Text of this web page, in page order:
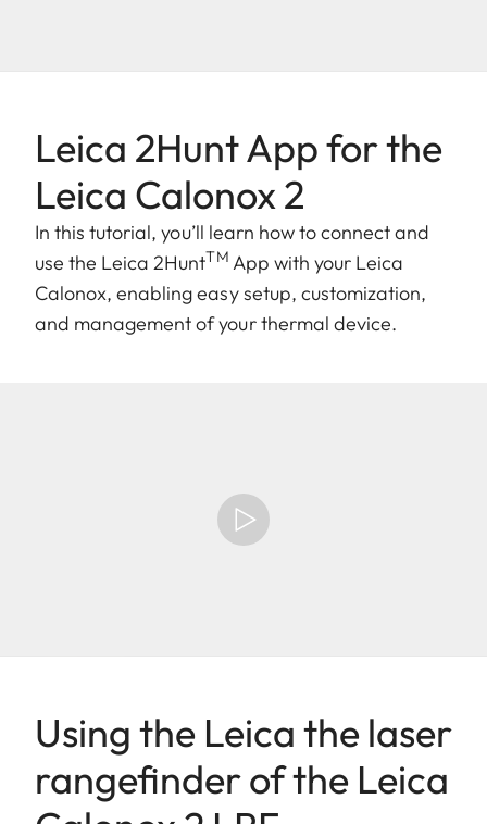
Leica 2Hunt App for the
Leica Calonox 2
In this tutorial, you’ll learn how to connect and
use the Leica 2HuntTM App with your Leica
Calonox, enabling easy setup, customization,
and management of your thermal device.
Using the Leica the laser
rangefinder of the Leica